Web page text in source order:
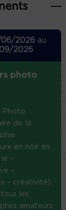
2026 au
2026
photo
Photo
de la
en noir en
–
–
– créativité)
les
amateurs